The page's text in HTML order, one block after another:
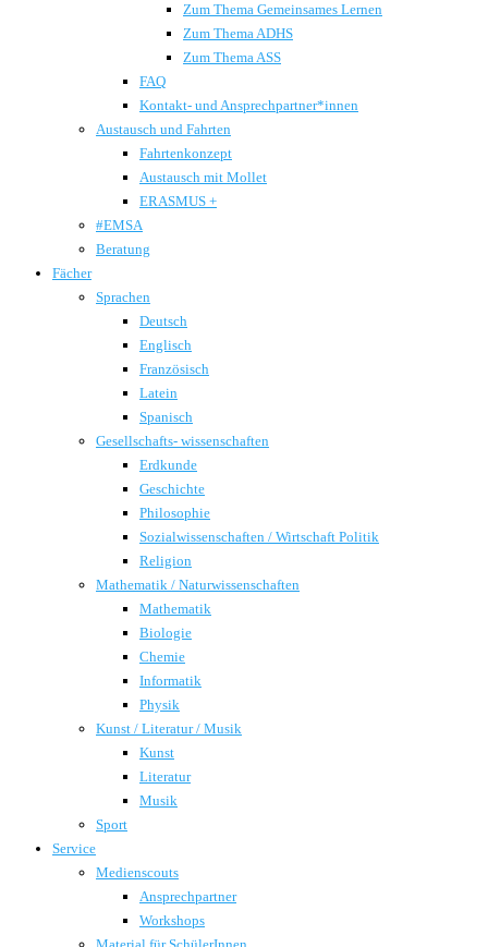
Zum Thema Gemeinsames Lernen
Zum Thema ADHS
Zum Thema ASS
FAQ
Kontakt- und Ansprechpartner*innen
Austausch und Fahrten
Fahrtenkonzept
Austausch mit Mollet
ERASMUS +
#EMSA
Beratung
Fächer
Sprachen
Deutsch
Englisch
Französisch
Latein
Spanisch
Gesellschafts- wissenschaften
Erdkunde
Geschichte
Philosophie
Sozialwissenschaften / Wirtschaft Politik
Religion
Mathematik / Naturwissenschaften
Mathematik
Biologie
Chemie
Informatik
Physik
Kunst / Literatur / Musik
Kunst
Literatur
Musik
Sport
Service
Medienscouts
Ansprechpartner
Workshops